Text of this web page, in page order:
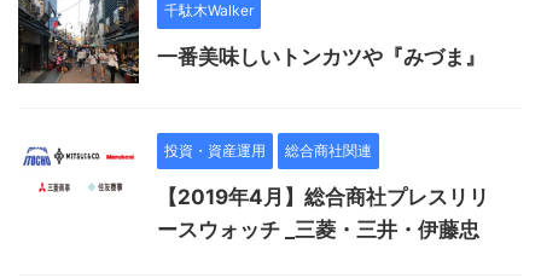
千駄木Walker
一番美味しいトンカツや『みづま』
投資・資産運用 総合商社関連
【2019年4月】総合商社プレスリリ
ースウォッチ _三菱・三井・伊藤忠